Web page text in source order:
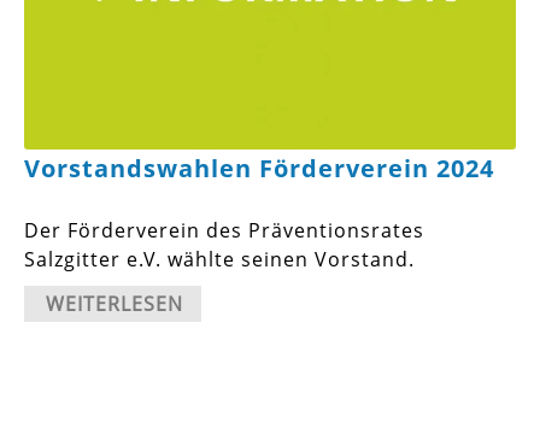
Vorstandswahlen Förderverein 2024
Der Förderverein des Präventionsrates
Salzgitter e.V. wählte seinen Vorstand.
WEITERLESEN